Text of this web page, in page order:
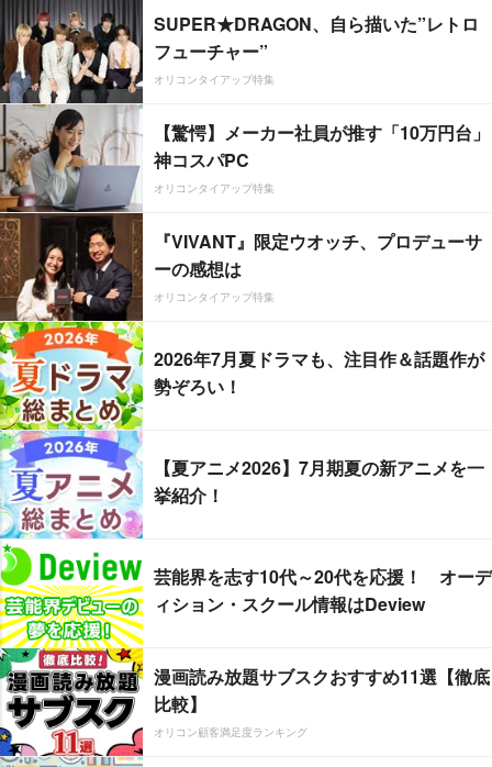
SUPER★DRAGON、自ら描いた”レトロ
フューチャー”
オリコンタイアップ特集
【驚愕】メーカー社員が推す「10万円台」
神コスパPC
オリコンタイアップ特集
『VIVANT』限定ウオッチ、プロデューサ
ーの感想は
オリコンタイアップ特集
2026年7月夏ドラマも、注目作＆話題作が
勢ぞろい！
【夏アニメ2026】7月期夏の新アニメを一
挙紹介！
芸能界を志す10代～20代を応援！ オーデ
ィション・スクール情報はDeview
漫画読み放題サブスクおすすめ11選【徹底
比較】
オリコン顧客満足度ランキング